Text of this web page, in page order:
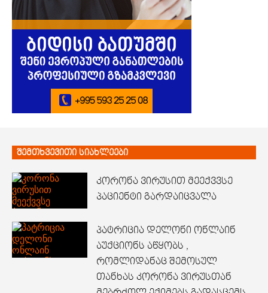
შემთხვევითი სიახლეები
კორონა ვირუსით მეექვვსე
პაციენტი გარდაიცვალა
პატრიცია დელონი ონლაინ
აუქციონს აწყობს ,
რომლიდანაც შემოსულ
თანხას კორონა ვირუსთან